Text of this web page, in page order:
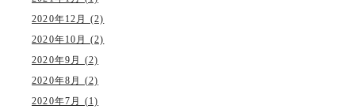
2020年12月 (2)
2020年10月 (2)
2020年9月 (2)
2020年8月 (2)
2020年7月 (1)